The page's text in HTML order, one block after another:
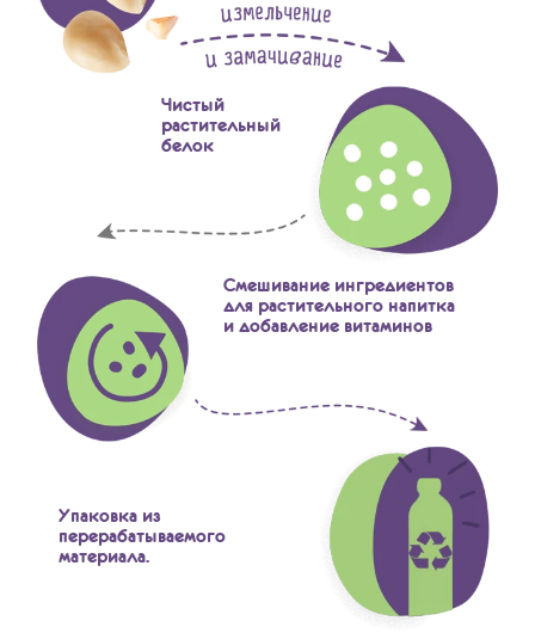
Чистый
растительный
белок
Смешивание ингредиентов
для растительного напитка
и добавление витаминов
Упаковка из
перерабатываемого
материала.